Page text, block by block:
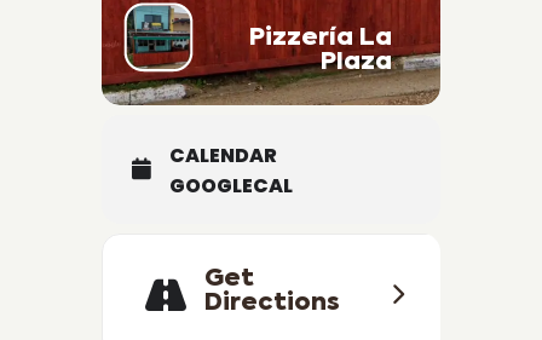
Pizzería La
Plaza
CALENDAR
GOOGLECAL
Get
Directions